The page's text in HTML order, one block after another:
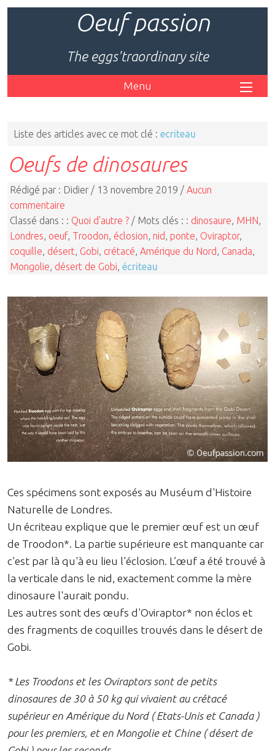
Oeuf passion
The eggs'traordinary site
Menu
Liste des articles avec ce mot clé : ecriteau
Oeufs de dinosaures
Rédigé par : Didier / 13 novembre 2019 / Aucun
commentaire
Classé dans : : Quoi d'autre ? / Mots clés : : dinosaure MHN
Londres oeuf, Troodon éclosion nid ponte Oviraptor,
coquille désert Gobi crétacé Amérique du Nord Canada
Mongolie désert de Gobi écriteau
Ces spécimens sont exposés au Muséum d'Histoire
Naturelle de Londres.
Un écriteau explique que le premier œuf est un œuf
de Troodon*. La partie supérieure est manquante car
c'est par là qu'à eu lieu l'éclosion. L’œuf a été trouvé à
la verticale dans le nid, exactement comme la mère
dinosaure l'aurait pondu.
Les autres sont des œufs d'Oviraptor* non éclos et
des fragments de coquilles trouvés dans le désert de
Gobi.
* Les Troodons et les Oviraptors sont de petits
dinosaures de 30 à 50 kg qui vivaient au crétacé
supérieur en Amérique du Nord ( Etats-Unis et Canada )
pour les premiers, et en Mongolie et Chine ( désert de